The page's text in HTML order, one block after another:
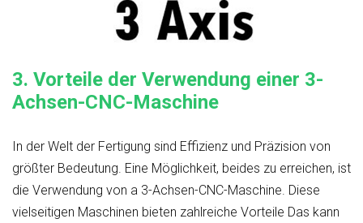
3. Vorteile der Verwendung einer 3-
Achsen-CNC-Maschine
In der Welt der Fertigung sind Effizienz und Präzision von
größter Bedeutung. Eine Möglichkeit, beides zu erreichen, ist
die Verwendung von a 3-Achsen-CNC-Maschine. Diese
vielseitigen Maschinen bieten zahlreiche Vorteile Das kann